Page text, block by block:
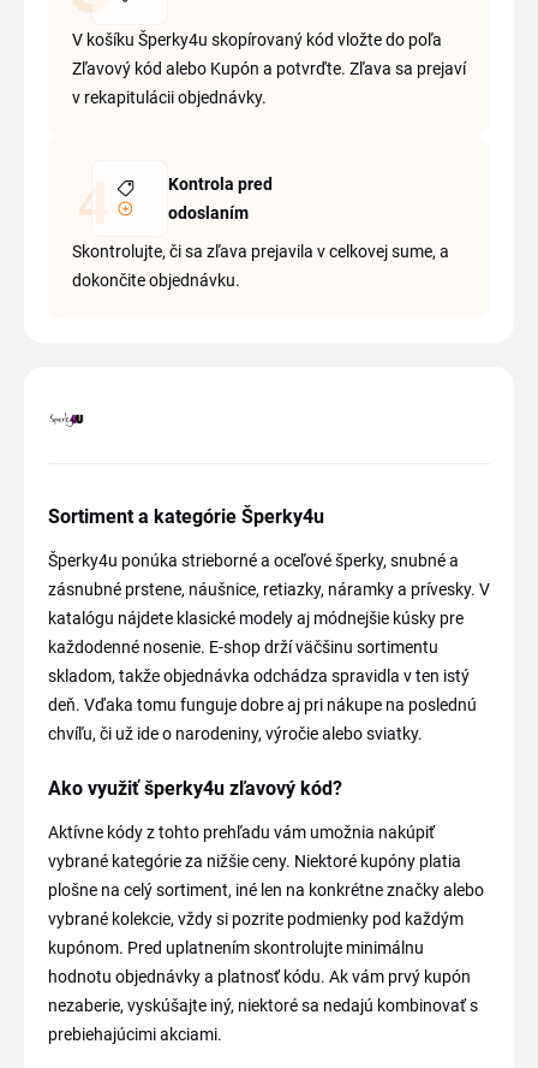
V košíku Šperky4u skopírovaný kód vložte do poľa
Zľavový kód alebo Kupón a potvrďte. Zľava sa prejaví
v rekapitulácii objednávky.
Kontrola pred
odoslaním
Skontrolujte, či sa zľava prejavila v celkovej sume, a
dokončite objednávku.
Sortiment a kategórie Šperky4u
Šperky4u ponúka strieborné a oceľové šperky, snubné a
zásnubné prstene, náušnice, retiazky, náramky a prívesky. V
katalógu nájdete klasické modely aj módnejšie kúsky pre
každodenné nosenie. E-shop drží väčšinu sortimentu
skladom, takže objednávka odchádza spravidla v ten istý
deň. Vďaka tomu funguje dobre aj pri nákupe na poslednú
chvíľu, či už ide o narodeniny, výročie alebo sviatky.
Ako využiť šperky4u zľavový kód?
Aktívne kódy z tohto prehľadu vám umožnia nakúpiť
vybrané kategórie za nižšie ceny. Niektoré kupóny platia
plošne na celý sortiment, iné len na konkrétne značky alebo
vybrané kolekcie, vždy si pozrite podmienky pod každým
kupónom. Pred uplatnením skontrolujte minimálnu
hodnotu objednávky a platnosť kódu. Ak vám prvý kupón
nezaberie, vyskúšajte iný, niektoré sa nedajú kombinovať s
prebiehajúcimi akciami.